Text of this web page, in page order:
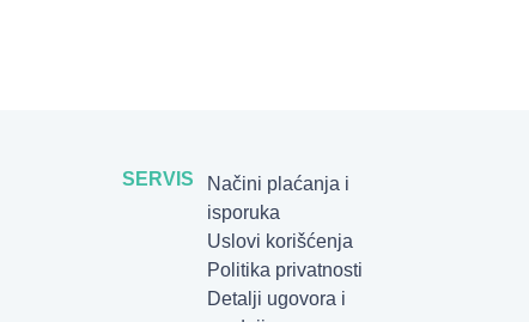
SERVIS
Načini plaćanja i
isporuka
Uslovi korišćenja
Politika privatnosti
Detalji ugovora i